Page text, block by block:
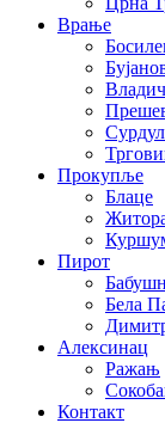
Врање
Прокупље
Блаце
Пирот
Бела
Алексинац
Ражањ
Контакт